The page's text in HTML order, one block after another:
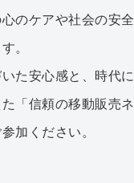
のケアや社会の安
。
た安心感と、時代
「信頼の移動販売ネ
加ください。